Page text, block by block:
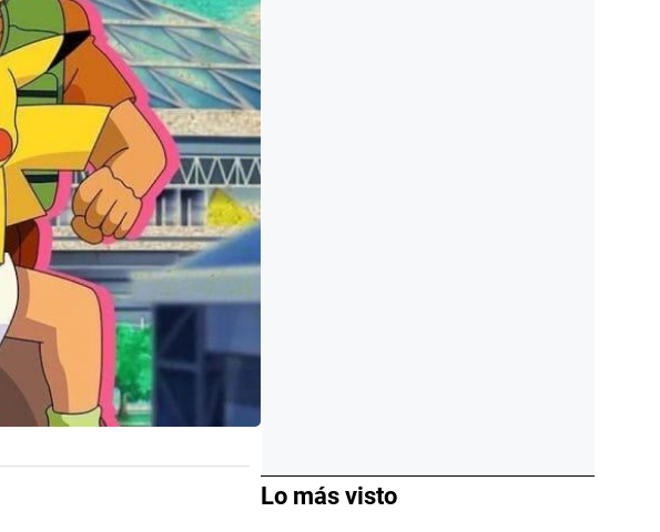
Lo más visto